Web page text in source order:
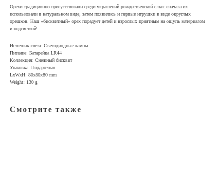
Орехи традиционно присутствовали среди украшений рождественской елки: сначала их
использовали в натуральном виде, затем появились и первые игрушки в виде округлых
орешков. Наш «бисквитный» орех порадует детей и взрослых приятным на ощупь материалом
и подсветкой!
Источник света: Светодиодные лампы
Питание: Батарейка LR44
Коллекция: Снежный бисквит
Упаковка: Подарочная
LxWxH: 80x80x80 mm
Weight: 130 g
Смотрите также